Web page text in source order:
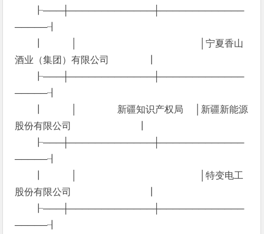
┠───┼─────────────┼─────────────
─────┨
┃ │ │宁夏香山
酒业（集团）有限公司 ┃
┠───┼─────────────┼─────────────
─────┨
┃ │ 新疆知识产权局 │新疆新能源
股份有限公司 ┃
┠───┼─────────────┼─────────────
─────┨
┃ │ │特变电工
股份有限公司 ┃
┠───┼─────────────┼─────────────
─────┨